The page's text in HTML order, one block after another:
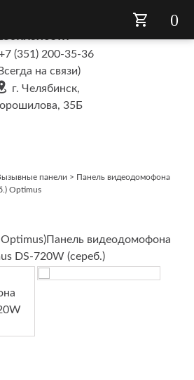
(351) 200-35-36
на связи)
г. Челябинск,
35Б
0
панели > Панель видеодомофона
Optimus